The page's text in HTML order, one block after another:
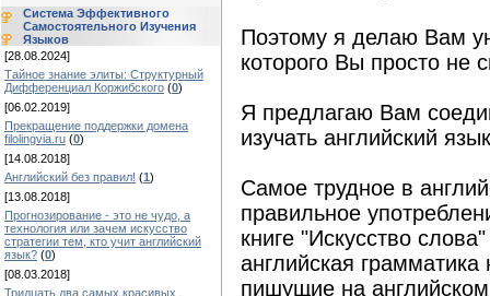
Система Эффективного
Самостоятельного Изучения
Языков
[28.08.2024]
Тайное знание элиты: Структурный
Дифференциал Коржибского (0)
[06.02.2019]
Прекращение поддержки домена
filolingvia.ru (0)
[14.08.2018]
Английский без правил! (1)
[13.08.2018]
Прогнозирование - это не чудо, а
технология или зачем искусство
стратегии тем, кто учит английский
язык? (0)
[08.03.2018]
Тридцать два самых красивых
Поэтому я делаю Вам
которого Вы просто не
Я предлагаю Вам
изучать английский
Самое трудное в
правильное
книге "Искусство
английская
пишущие на